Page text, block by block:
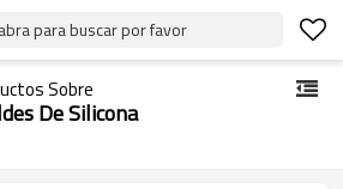
para buscar por favor
Sobre
De Silicona